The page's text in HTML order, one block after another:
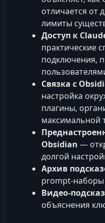
отличается от
лимиты
Доступ к
практические
подключения,
Связка с
настройка
плагины,
максимальной
Obsidian —
долгой
Архив
Видео-
объяснения